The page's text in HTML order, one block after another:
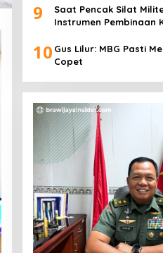
9
Saat Pencak Silat
Instrumen Pembinaan
10 Gus Lilur: MBG Pasti
Copet